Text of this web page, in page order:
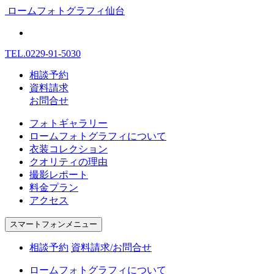
ロームフォトグラフィ仙台
TEL.0229-91-5030
相談予約
資料請求
お問合せ
フォトギャラリー
ロームフォトグラフィについて
衣装コレクション
クオリティの理由
撮影レポート
料金プラン
アクセス
スマートフォンメニュー
相談予約 資料請求/お問合せ
ロームフォトグラフィについて